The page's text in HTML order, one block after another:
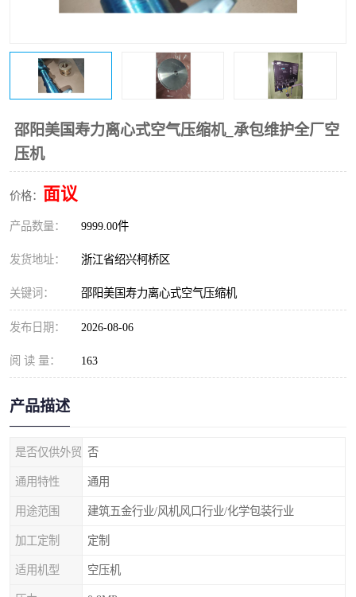
邵阳美国寿力离心式空气压缩机_承包维护全厂空
压机
价格： 面议
产品数量： 9999.00件
发货地址： 浙江省绍兴柯桥区
关键词： 邵阳美国寿力离心式空气压缩机
发布日期： 2026-08-06
阅 读 量： 163
产品描述
是否仅供外贸 否
通用特性 通用
用途范围 建筑五金行业/风机风口行业/化学包装行业
加工定制 定制
适用机型 空压机
复盛离心机零件 中冷耐高温气侧密封胶垫
冷却器 复盛FS-elliott离心机零件
CAMERON空压机维修 CAMERON空压机显示屏